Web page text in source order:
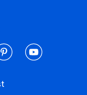
youtube